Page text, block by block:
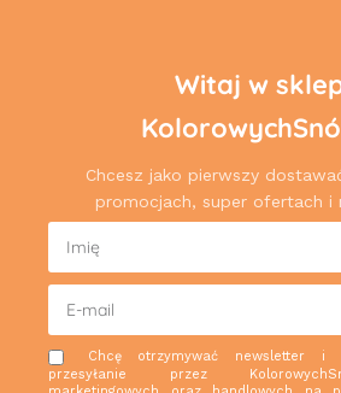
Witaj w
Chcesz jako pierwszy
promocjach, super ofertach i
Chcę otrzymywać newsletter i
przesyłanie przez